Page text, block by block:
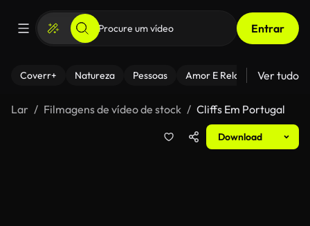
Entrar
Coverr+ Natureza Pessoas Amor E Relacionamentos
Ver tudo
Lar Filmagens de vídeo de stock Cliffs Em Portugal
Download